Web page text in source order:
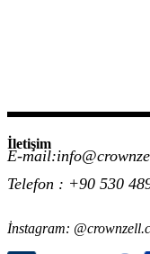
İletişim
E-
Telefon : +90 530
İnstagram: